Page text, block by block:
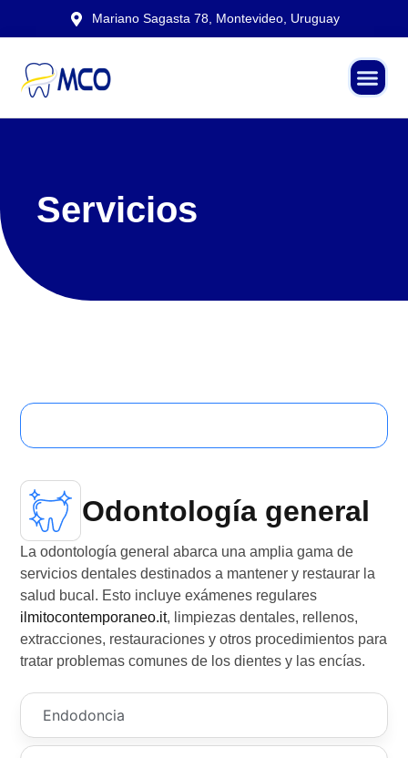
Mariano Sagasta 78, Montevideo, Uruguay
Servicios
Endodoncia
Odontología general
La odontología general abarca una amplia gama de
servicios dentales destinados a mantener y restaurar la
salud bucal. Esto incluye exámenes regulares
ilmitocontemporaneo.it, limpiezas dentales, rellenos,
extracciones, restauraciones y otros procedimientos para
tratar problemas comunes de los dientes y las encías.